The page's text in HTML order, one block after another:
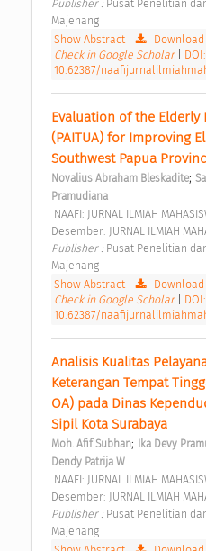
Publisher : Pusat Penelitian
Majenang
Show Abstract|
Check in Google Scholar
DOI:
10.62387/
Evaluation of the Elderly
(PAITUA) for Improving
Southwest Papua
Novalius Abraham Bleskadite;
Pramudiana
Desember: JURNAL ILMIAH
Publisher : Pusat Penelitian
Majenang
Show Abstract|
Check in Google Scholar
DOI:
10.62387/
Analisis Kualitas
Keterangan Tempat
OA) pada Dinas
Sipil Kota Surabaya
Moh. Afif Subhan; Ika Devy
Dendy Patrija W
Desember: JURNAL ILMIAH
Publisher : Pusat Penelitian
Majenang